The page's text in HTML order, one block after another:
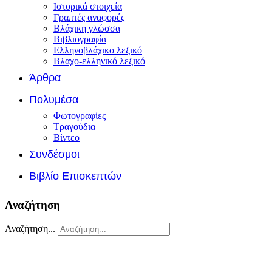
Ιστορικά στοιχεία
Γραπτές αναφορές
Βλάχικη γλώσσα
Βιβλιογραφία
Ελληνοβλάχικο λεξικό
Βλαχο-ελληνικό λεξικό
Άρθρα
Πολυμέσα
Φωτογραφίες
Τραγούδια
Βίντεο
Συνδέσμοι
Βιβλίο Επισκεπτών
Αναζήτηση
Αναζήτηση...